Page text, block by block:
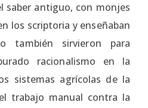
saber antiguo, con monjes
los scriptoria y enseñaban
también sirvieron para
racionalismo en la
sistemas agrícolas de la
trabajo manual contra la